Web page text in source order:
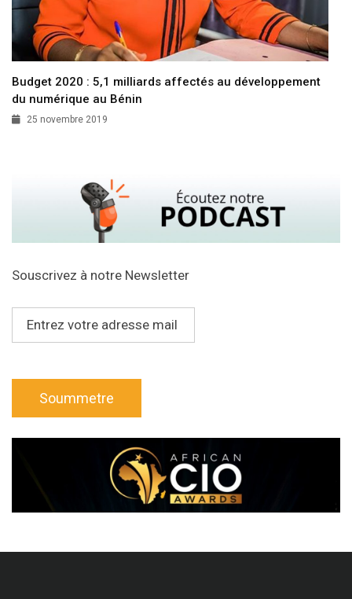
Budget 2020 : 5,1 milliards affectés au développement
du numérique au Bénin
25 novembre 2019
Souscrivez à notre Newsletter